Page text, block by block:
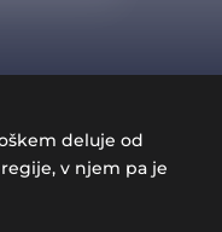
deluje od
v njem pa je